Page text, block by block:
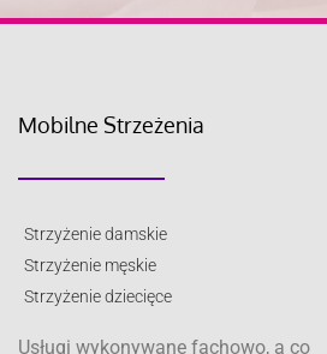
Mobilne Strzeżenia
Strzyżenie damskie
Strzyżenie męskie
Strzyżenie dziecięce
Usługi wykonywane fachowo, a co